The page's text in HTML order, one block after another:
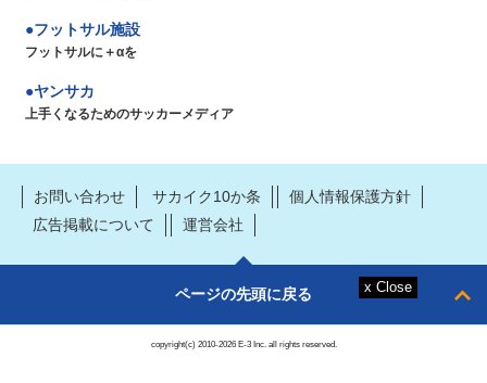
フットサル施設
フットサルに＋αを
ヤンサカ
上手くなるためのサッカーメディア
お問い合わせ サカイク10か条
個人情報保護方針
広告掲載について
運営会社
ページの先頭に戻る
copyright(c) 2010-2026 E-3 Inc. all rights reserved.